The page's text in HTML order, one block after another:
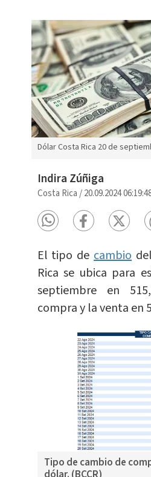
Dólar Costa Rica 20 de
Indira Zúñiga
Costa Rica /20.09.2024
El tipo decambio
Rica se ubica para
septiembre en
compra y la venta en
Tipo de cambio de